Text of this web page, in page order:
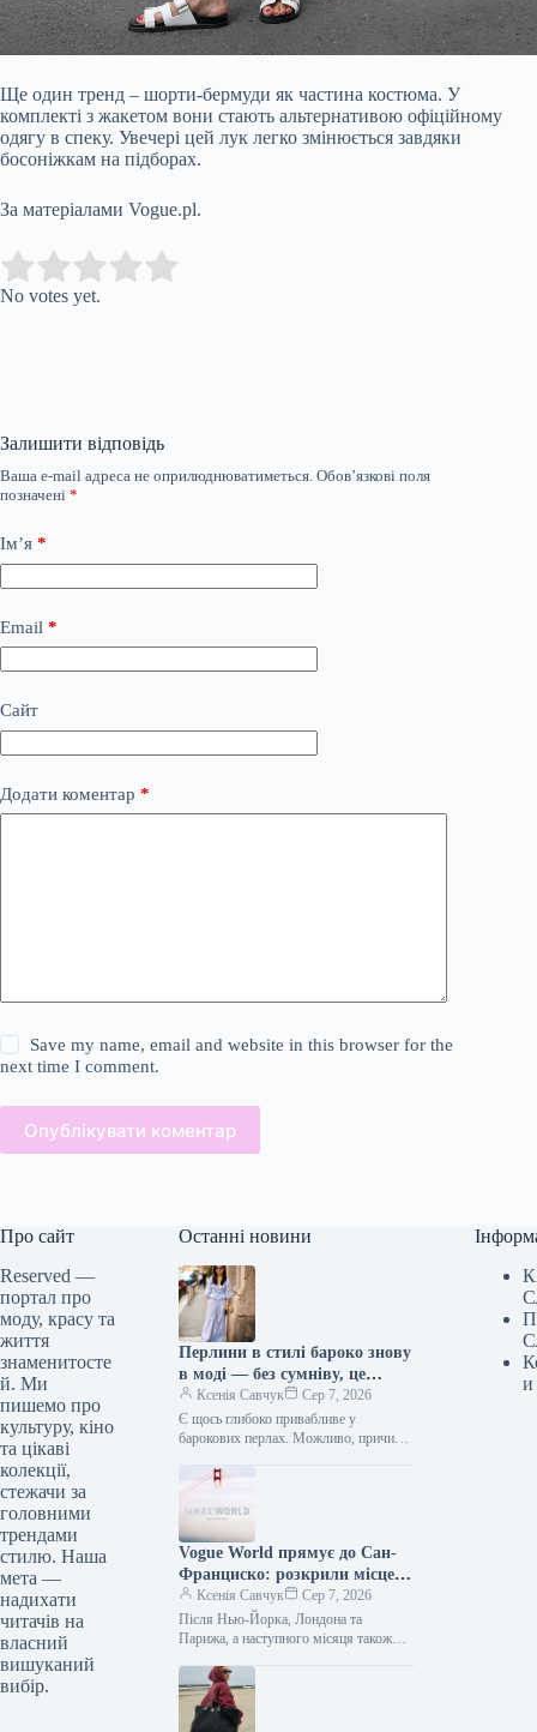
Ще один тренд – шорти-бермуди як частина костюма. У
комплекті з жакетом вони стають альтернативою офіційному
одягу в спеку. Увечері цей лук легко змінюється завдяки
босоніжкам на підборах.
За матеріалами Vogue.pl.
Rate this item:
No votes yet.
Залишити відповідь
Ваша e-mail адреса не оприлюднюватиметься. Обов’язкові поля
позначені *
Ім’я *
Email *
Сайт
Додати коментар *
Save my name, email and website in this browser for the
next time I comment.
Опублікувати коментар
Про сайт
Reserved —
портал про
моду, красу та
життя
знаменитосте
й. Ми
пишемо про
культуру, кіно
та цікаві
колекції,
стежачи за
головними
трендами
стилю. Наша
мета —
надихати
читачів на
власний
вишуканий
вибір.
Останні новини
Перлини в стилі бароко знову
в моді — без сумніву, це
головна прикраса кінця 2026
року.
Ксенія Савчук
Сер 7, 2026
Є щось глибоко привабливе у
барокових перлах. Можливо, причина
ідентичних примірників. Або ж…
Vogue World прямує до Сан-
Франциско: розкрили місце
проведення наступної великої
події
Ксенія Савчук
Сер 7, 2026
Після Нью-Йорка, Лондона та
Парижа, а наступного місяця також
Galleria Vittorio Emanuele II,
масштабне…
и